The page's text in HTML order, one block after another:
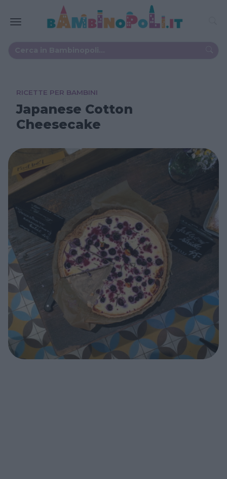
RICETTE PER BAMBINI
Japanese Cotton
Cheesecake